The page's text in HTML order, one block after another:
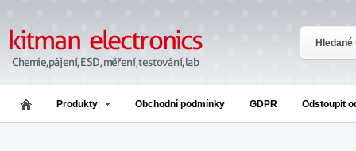
Produkty Obchodní podmínky GDPR Odstoupit